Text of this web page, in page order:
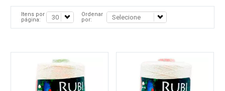
Itens por
página:
Ordenar
por: